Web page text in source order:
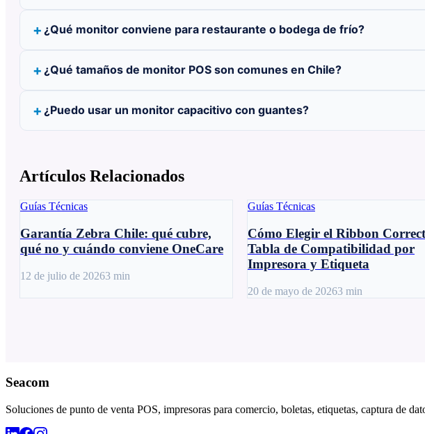
¿Qué monitor conviene para restaurante o bodega de frío?
¿Qué tamaños de monitor POS son comunes en Chile?
¿Puedo usar un monitor capacitivo con guantes?
Artículos Relacionados
Guías Técnicas
Garantía Zebra Chile: qué cubre,
qué no y cuándo conviene OneCare
12 de julio de 20263 min
Guías Técnicas
Cómo Elegir el Ribbon
Tabla de Compatibilidad por
Impresora y Etiqueta
20 de mayo de 20263 min
Seacom
Soluciones de punto de venta POS, impresoras para comercio, boletas, etiquetas, captura de